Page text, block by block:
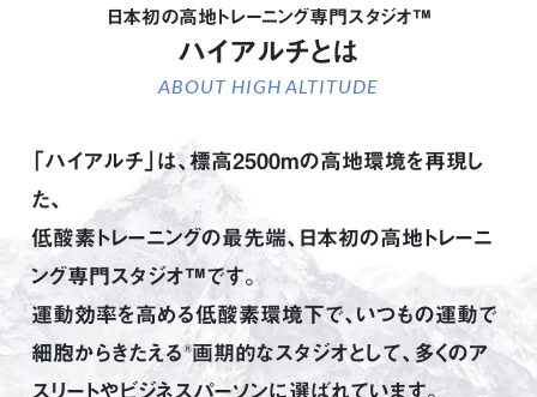
日本初の高地トレーニング専門スタジオ™
ハイアルチとは
ABOUT HIGH ALTITUDE
「ハイアルチ」は、標高2500mの高地環境を再現し
た、
低酸素トレーニングの最先端、日本初の高地トレーニ
ング専門スタジオ™です。
運動効率を高める低酸素環境下で、いつもの運動で
細胞からきたえる ®画期的なスタジオとして、 多くのア
スリートやビジネスパーソンに選ばれています。